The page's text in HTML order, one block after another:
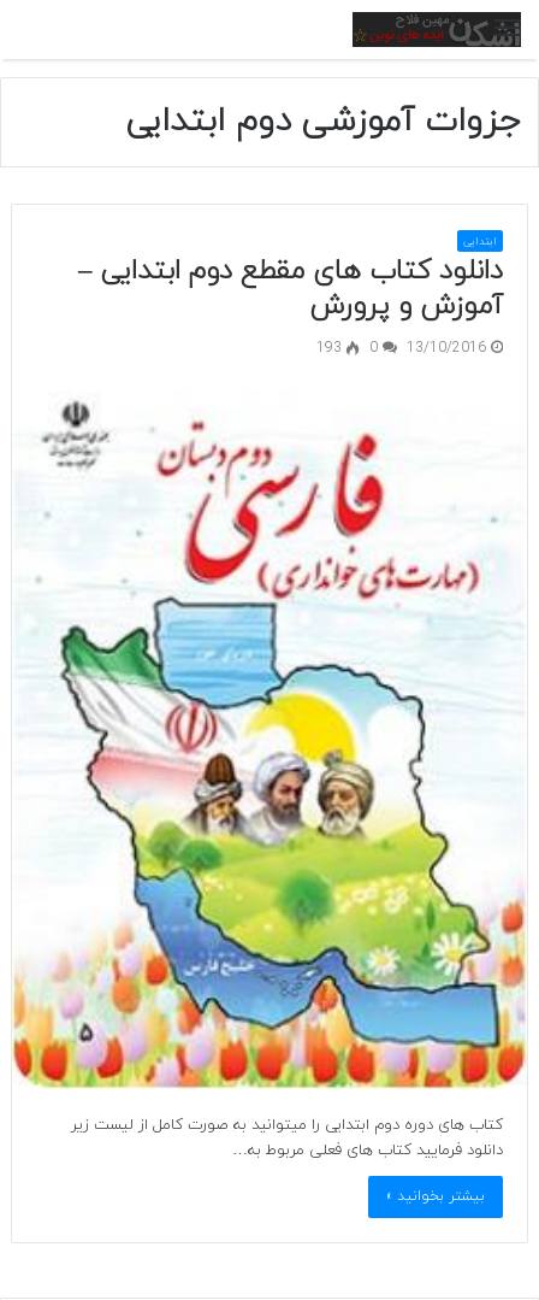
منو
جزوات آموزشی دوم ابتدایی
ابتدایی
دانلود کتاب های مقطع دوم ابتدایی –
آموزش و پرورش
13/10/2016
0
193
کتاب های دوره دوم ابتدایی را میتوانید به صورت کامل از لیست زیر
دانلود فرمایید کتاب های فعلی مربوط به…
بیشتر بخوانید »